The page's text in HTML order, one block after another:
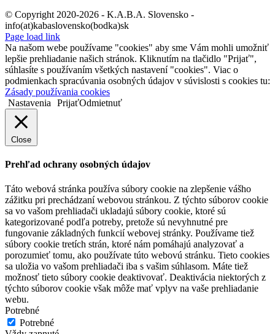
© Copyright 2020-2026 - K.A.B.A. Slovensko -
info(at)kabaslovensko(bodka)sk
Page load link
Na našom webe používame "cookies" aby sme Vám mohli umožniť
lepšie prehliadanie našich stránok. Kliknutím na tlačidlo "Prijať",
súhlasíte s používaním všetkých nastavení "cookies". Viac o
podmienkach spracúvania osobných údajov v súvislosti s cookies tu:
Zásady používania cookies
Nastavenia
PrijaťOdmietnuť
Close
Prehľad ochrany osobných údajov
Táto webová stránka používa súbory cookie na zlepšenie vášho
zážitku pri prechádzaní webovou stránkou. Z týchto súborov cookie
sa vo vašom prehliadači ukladajú súbory cookie, ktoré sú
kategorizované podľa potreby, pretože sú nevyhnutné pre
fungovanie základných funkcií webovej stránky. Používame tiež
súbory cookie tretích strán, ktoré nám pomáhajú analyzovať a
porozumieť tomu, ako používate túto webovú stránku. Tieto cookies
sa uložia vo vašom prehliadači iba s vašim súhlasom. Máte tiež
možnosť tieto súbory cookie deaktivovať. Deaktivácia niektorých z
týchto súborov cookie však môže mať vplyv na vaše prehliadanie
webu.
Potrebné
Potrebné